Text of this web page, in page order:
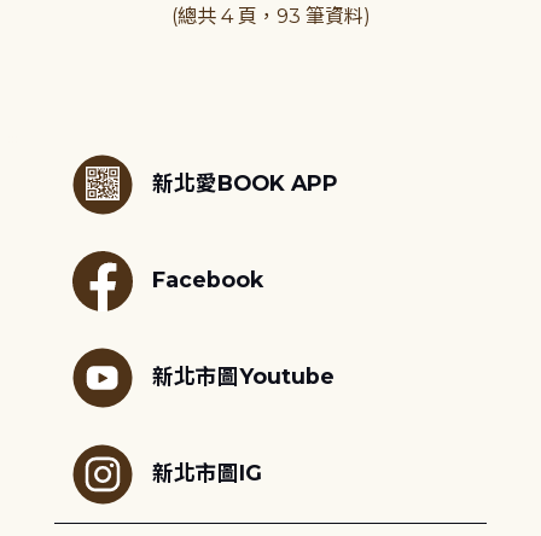
(總共 4 頁，93 筆資料)
新北愛BOOK APP
Facebook
新北市圖Youtube
新北市圖IG